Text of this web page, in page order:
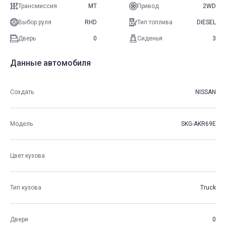
Трансмиссия MT Привод 2WD
Выбор руля RHD Тип топлива DIESEL
Дверь 0 Сиденья 3
Данные автомобиля
Создать NISSAN
Модель SKG-AKR69E
Цвет кузова
Тип кузова Truck
Двери 0